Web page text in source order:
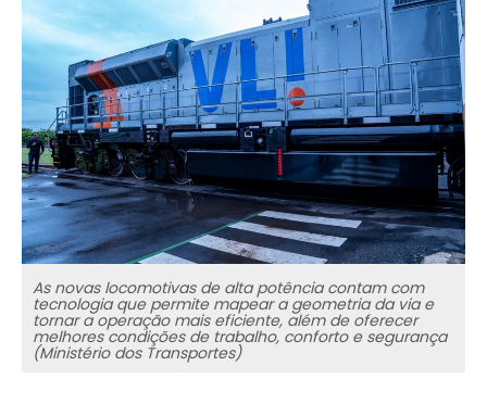
As novas locomotivas de alta potência contam com
tecnologia que permite mapear a geometria da via e
tornar a operação mais eficiente, além de oferecer
melhores condições de trabalho, conforto e segurança
(Ministério dos Transportes)